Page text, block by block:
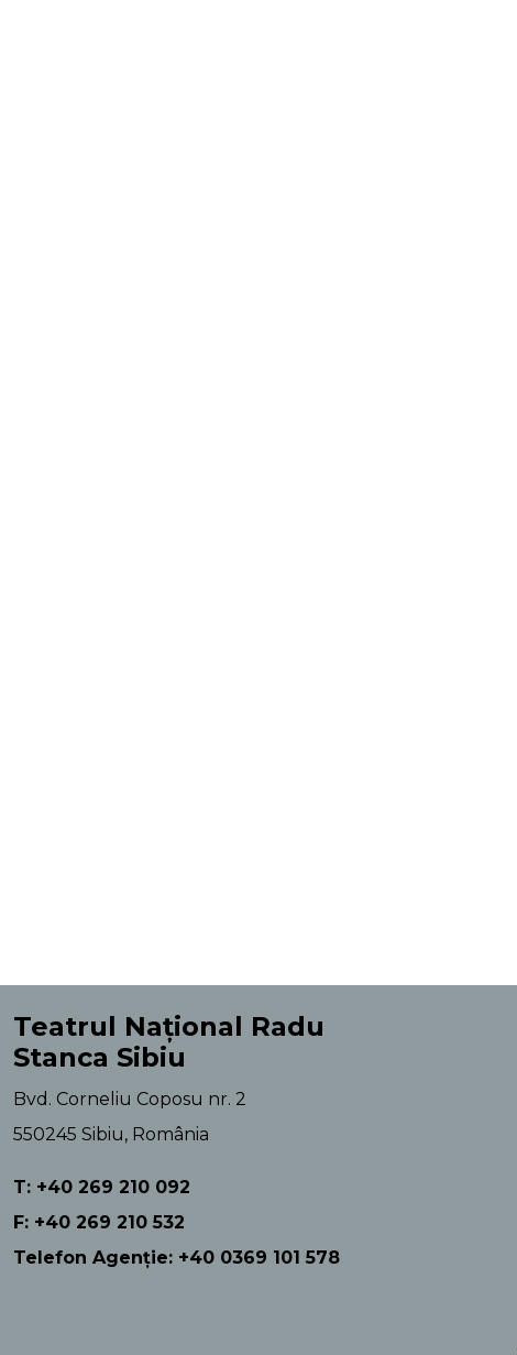
Teatrul Național Radu
Stanca Sibiu
Bvd. Corneliu Coposu nr. 2
550245 Sibiu, România
T: +40 269 210 092
F: +40 269 210 532
Telefon Agenție: +40 0369 101 578